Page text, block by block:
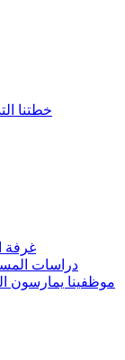
(خطتنا
غرفة
دراسات
موظفينا يمارسون